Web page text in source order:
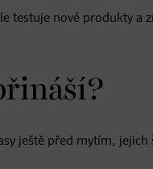
testuje nové produkty
ještě před mytím,